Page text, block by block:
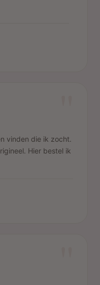
vinden die ik zocht.
Hier bestel ik